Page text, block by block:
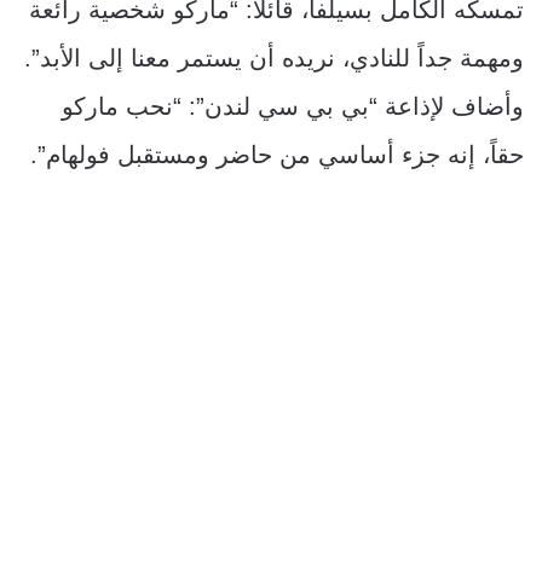
تمسكه الكامل بسيلفا، قائلاً: “ماركو شخصية رائعة
ومهمة جداً للنادي، نريده أن يستمر معنا إلى الأبد”.
وأضاف لإذاعة “بي بي سي لندن”: “نحب ماركو
حقاً، إنه جزء أساسي من حاضر ومستقبل فولهام”.